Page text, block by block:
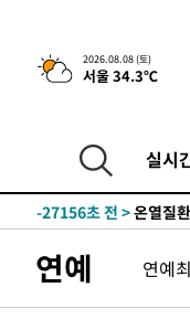
2026.08.08 (토)
서울 34.3℃
실시
4시간 전 >[속보]뉴욕
-28405초 전 >
[속보]
틀레티코 이적"
-28187초 전 >
-27156초 전 >온열질
-17208초 전 >
백운산
-14918초 전 >선재도
연예 연예